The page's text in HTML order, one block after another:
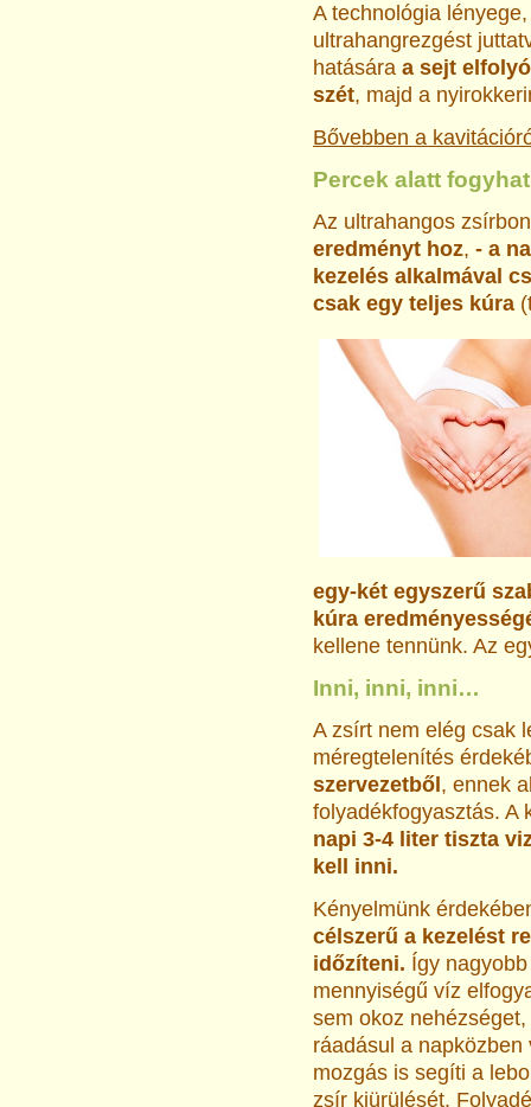
A technológia
ultrahangrezgést
hatására a sejt
szét, majd a
Bővebben a
Percek alatt
Az ultrahangos
eredményt hoz, - a
kezelés alkalmával
csak egy teljes kúra
egy-két egyszerű
kúra
kellene tennünk. Az
Inni, inni, inni…
A zsírt nem elég csak
méregtelenítés
szervezetből , ennek
folyadékfogyasztás. A
napi 3-4 liter tiszta
kell inni.
Kényelmünk
célszerű a kezelést
időzíteni. Így nagyobb
mennyiségű víz
sem okoz nehézséget,
ráadásul a napközben
mozgás is segíti a
zsír kiürülését.